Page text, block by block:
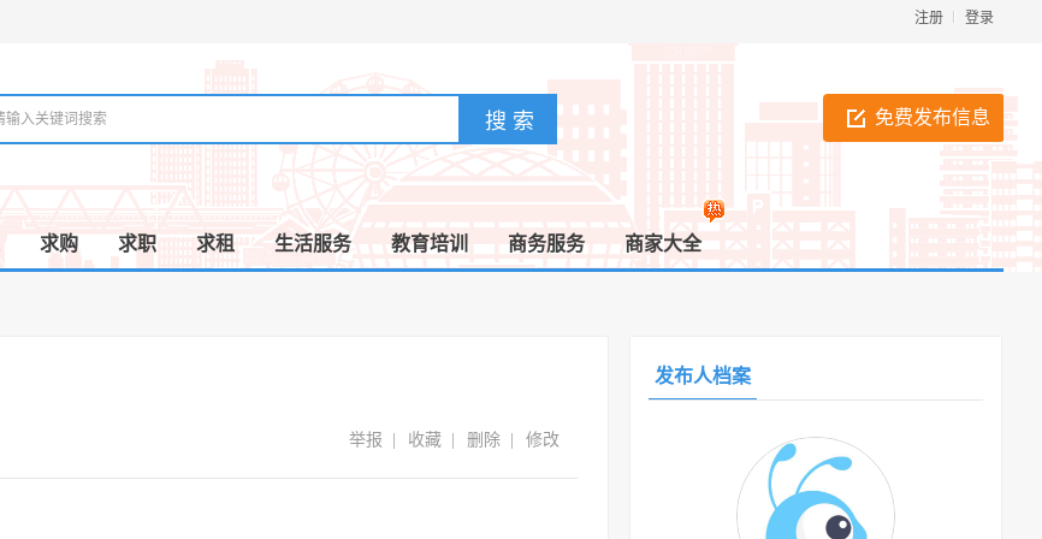
登录
注册
免费发布信息
求购 求职 求租 生活服务 教育培训 商务服务 商家大全
修改
删除
收藏
举报
发布人档案